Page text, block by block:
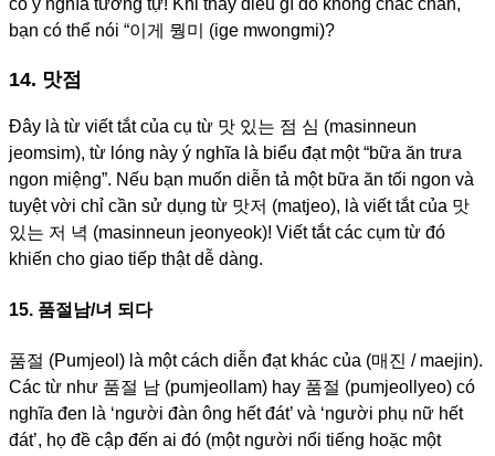
có ý nghĩa tương tự! Khi thấy điều gì đó không chắc chắn,
bạn có thể nói “이게 뭥미 (ige mwongmi)?
14. 맛점
Đây là từ viết tắt của cụ từ 맛 있는 점 심 (masinneun
jeomsim), từ lóng này ý nghĩa là biểu đạt một “bữa ăn trưa
ngon miệng”. Nếu bạn muốn diễn tả một bữa ăn tối ngon và
tuyệt vời chỉ cần sử dụng từ 맛저 (matjeo), là viết tắt của 맛
있는 저 녁 (masinneun jeonyeok)! Viết tắt các cụm từ đó
khiến cho giao tiếp thật dễ dàng.
15. 품절남/녀 되다
품절 (Pumjeol) là một cách diễn đạt khác của (매진 / maejin).
Các từ như 품절 남 (pumjeollam) hay 품절 (pumjeollyeo) có
nghĩa đen là ‘người đàn ông hết đát’ và ‘người phụ nữ hết
đát’, họ đề cập đến ai đó (một người nổi tiếng hoặc một